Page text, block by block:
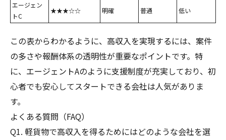
エージェン
トC
★★★☆☆ 明確 普通 低い
この表からわかるように、高収入を実現するには、案件
の多さや報酬体系の透明性が重要なポイントです。特
に、エージェントAのように支援制度が充実しており、初
心者でも安心してスタートできる会社は人気がありま
す。
よくある質問（FAQ）
Q1. 軽貨物で高収入を得るためにはどのような会社を選